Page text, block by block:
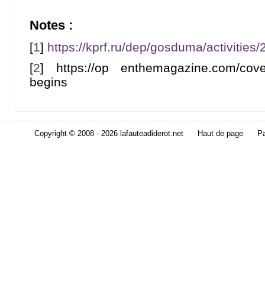
Notes :
[1] https://kprf.ru/dep/gosduma/activities/
[2] https://op enthemagazine.com/
begins
Copyright © 2008 - 2026 lafauteadiderot.net Haut de page